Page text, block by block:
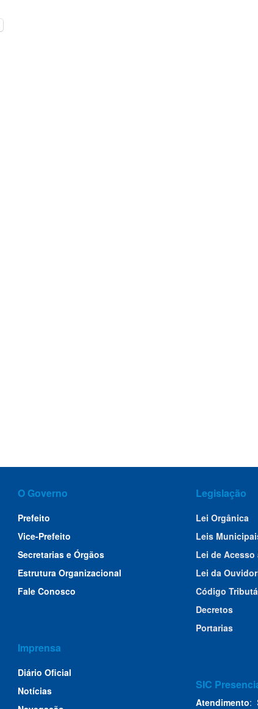
O Governo
Prefeito
Vice-Prefeito
Secretarias e Órgãos
Estrutura Organizacional
Fale Conosco
Imprensa
Diário Oficial
Notícias
Legislação
Lei Orgânica
Leis
Lei de Acesso
Lei da
Código
Decretos
Portarias
SIC
Atendimento: